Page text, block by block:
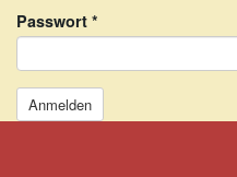
Passwort *
Anmelden